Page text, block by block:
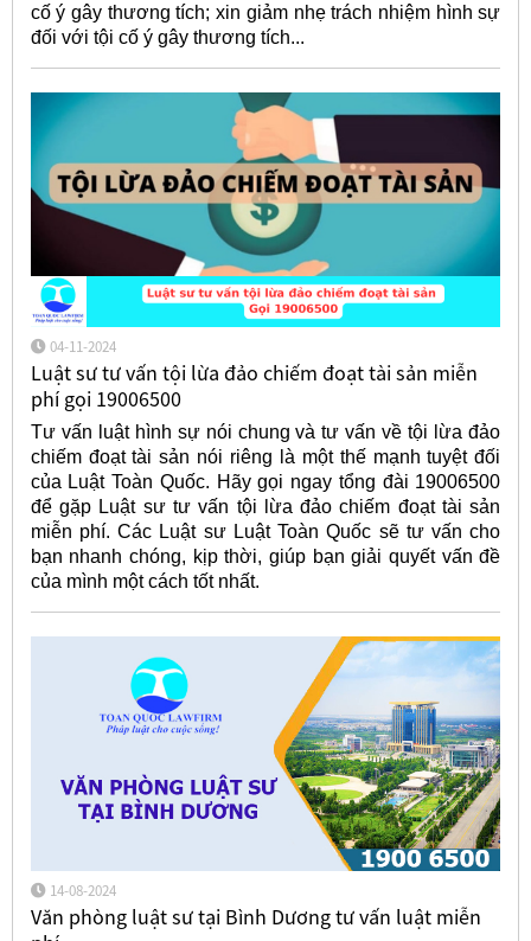
cố ý gây thương tích; xin giảm nhẹ trách nhiệm hình sự
đối với tội cố ý gây thương tích...
04-11-2024
Luật sư tư vấn tội lừa đảo chiếm đoạt tài sản miễn
phí gọi 19006500
Tư vấn luật hình sự nói chung và tư vấn về tội lừa đảo
chiếm đoạt tài sản nói riêng là một thế mạnh tuyệt đối
của Luật Toàn Quốc. Hãy gọi ngay tổng đài 19006500
để gặp Luật sư tư vấn tội lừa đảo chiếm đoạt tài sản
miễn phí. Các Luật sư Luật Toàn Quốc sẽ tư vấn cho
bạn nhanh chóng, kịp thời, giúp bạn giải quyết vấn đề
của mình một cách tốt nhất.
14-08-2024
Văn phòng luật sư tại Bình Dương tư vấn luật miễn